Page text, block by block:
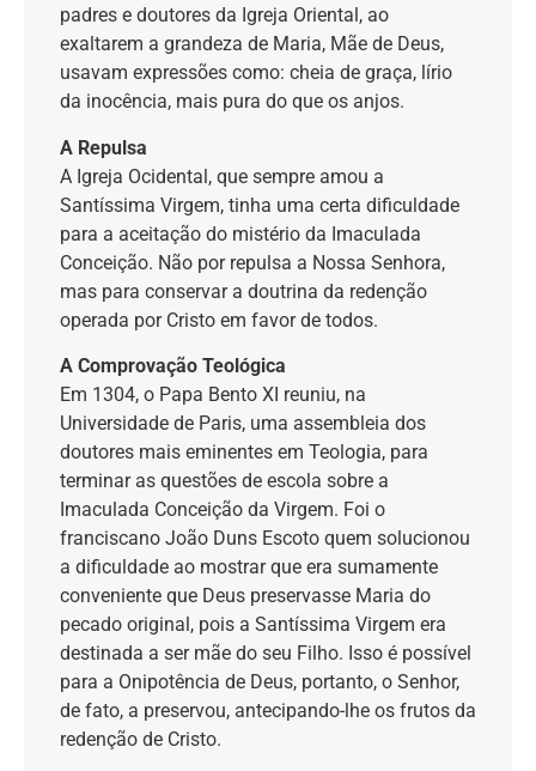
padres e doutores da Igreja Oriental, ao
exaltarem a grandeza de Maria, Mãe de Deus,
usavam expressões como: cheia de graça, lírio
da inocência, mais pura do que os anjos.
A Repulsa
A Igreja Ocidental, que sempre amou a
Santíssima Virgem, tinha uma certa dificuldade
para a aceitação do mistério da Imaculada
Conceição. Não por repulsa a Nossa Senhora,
mas para conservar a doutrina da redenção
operada por Cristo em favor de todos.
A Comprovação Teológica
Em 1304, o Papa Bento XI reuniu, na
Universidade de Paris, uma assembleia dos
doutores mais eminentes em Teologia, para
terminar as questões de escola sobre a
Imaculada Conceição da Virgem. Foi o
franciscano João Duns Escoto quem solucionou
a dificuldade ao mostrar que era sumamente
conveniente que Deus preservasse Maria do
pecado original, pois a Santíssima Virgem era
destinada a ser mãe do seu Filho. Isso é possível
para a Onipotência de Deus, portanto, o Senhor,
de fato, a preservou, antecipando-lhe os frutos da
redenção de Cristo.